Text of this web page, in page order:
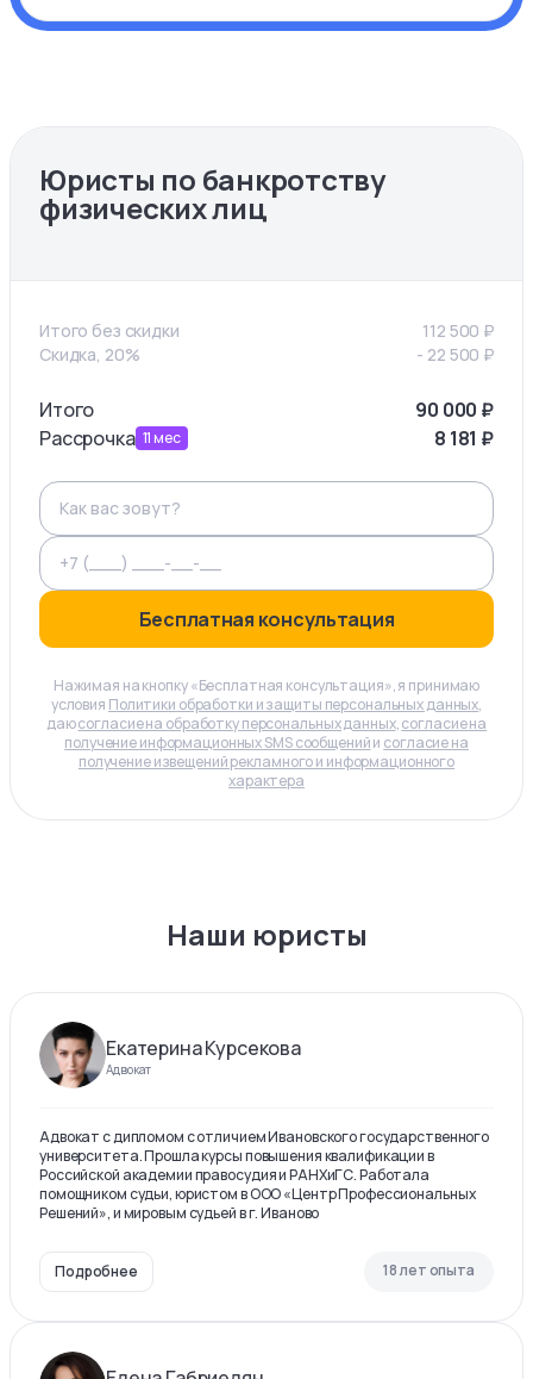
Юристы по банкротству
физических лиц
Итого без скидки 112 500 ₽
Скидка, 20%
- 22 500 ₽
Итого 90 000 ₽
Рассрочка 11мес 8 181 ₽
Бесплатная консультация
Нажимая на кнопку «Бесплатная консультация», я принимаю
условия Политики обработки и защиты персональных данных,
даюсогласие на обработку персональных данных,согласие на
получение информационных SMS сообщенийи согласие на
получение извещений рекламного и информационного
характера
Наши юристы
Екатерина Курсекова
Адвокат
Адвокат с дипломом с отличием Ивановского государственного
университета. Прошла курсы повышения квалификации в
Российской академии правосудия и РАНХиГС. Работала
помощником судьи, юристом в ООО «Центр Профессиональных
Решений», и мировым судьей в г. Иваново
Подробнее 18 лет опыта